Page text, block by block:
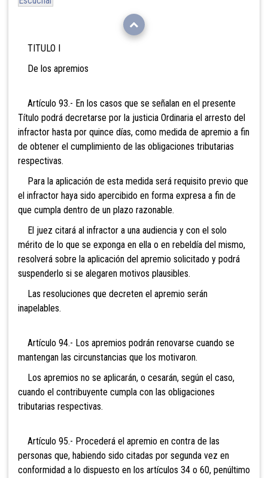
TITULO I
De los apremios
Artículo 93.- En los casos que se señalan en el presente
Título podrá decretarse por la justicia Ordinaria el arresto del
infractor hasta por quince días, como medida de apremio a fin
de obtener el cumplimiento de las obligaciones tributarias
respectivas.
Para la aplicación de esta medida será requisito previo que
el infractor haya sido apercibido en forma expresa a fin de
que cumpla dentro de un plazo razonable.
El juez citará al infractor a una audiencia y con el solo
mérito de lo que se exponga en ella o en rebeldía del mismo,
resolverá sobre la aplicación del apremio solicitado y podrá
suspenderlo si se alegaren motivos plausibles.
Las resoluciones que decreten el apremio serán
inapelables.
Artículo 94.- Los apremios podrán renovarse cuando se
mantengan las circunstancias que los motivaron.
Los apremios no se aplicarán, o cesarán, según el caso,
cuando el contribuyente cumpla con las obligaciones
tributarias respectivas.
Artículo 95.- Procederá el apremio en contra de las
personas que, habiendo sido citadas por segunda vez en
conformidad a lo dispuesto en los artículos 34 o 60, penúltimo